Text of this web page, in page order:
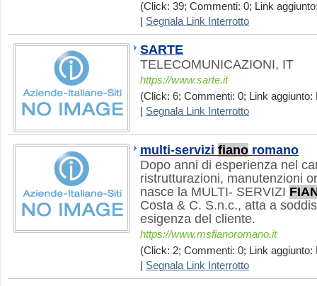
(Click: 39; Commenti: 0; Link
Segnala Link Interrotto
SARTE
TELECOMUNICAZIONI, IT
https://www.sarte.it
(Click: 6; Commenti: 0; Link aggiunto:
Segnala Link Interrotto
multi-servizi fiano romano
Dopo anni di esperienza nel
ristrutturazioni, manutenzioni
nasce la MULTI- SERVIZI
Costa & C. S.n.c., atta a
esigenza del cliente.
https://www.msfianoromano.it
(Click: 2; Commenti: 0; Link aggiunto:
Segnala Link Interrotto